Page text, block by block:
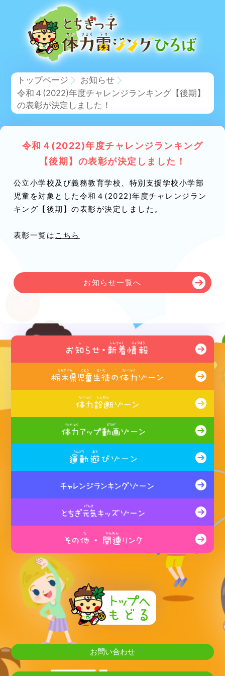
トップページ
お知らせ
令和４(2022)年度チャレンジランキング【後期】
の表彰が決定しました！
令和４(2022)年度チャレンジランキング
【後期】の表彰が決定しました！
公立小学校及び義務教育学校、特別支援学校小学部
児童を対象とした令和４(2022)年度チャレンジラン
キング【後期】の表彰が決定しました。
表彰一覧は こちら
お知らせ一覧へ
お問い合わせ